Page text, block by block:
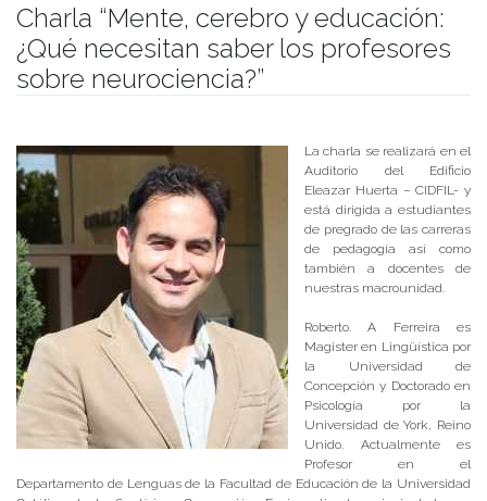
Charla “Mente, cerebro y educación:
¿Qué necesitan saber los profesores
sobre neurociencia?”
La charla se realizará en el
Auditorio del Edificio
Eleazar Huerta – CIDFIL- y
está dirigida a estudiantes
de pregrado de las carreras
de pedagogía así como
también a docentes de
nuestras macrounidad.
Roberto. A Ferreira es
Magister en Lingüística por
la Universidad de
Concepción y Doctorado en
Psicología por la
Universidad de York, Reino
Unido. Actualmente es
Profesor en el
Departamento de Lenguas de la Facultad de Educación de la Universidad